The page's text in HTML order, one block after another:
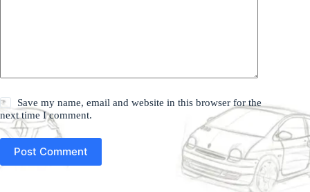
Save my name, email and website in this browser for the
next time I comment.
Post Comment